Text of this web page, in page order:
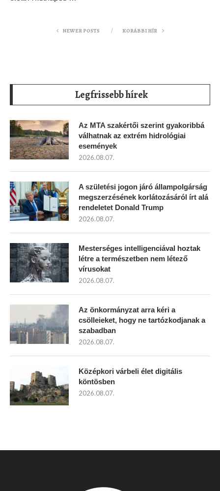
NEWER POSTS KORÁBBI HÍR
Legfrissebb hírek
Az MTA szakértői szerint gyakoribbá
válhatnak az extrém hidrológiai
események
2026.08.07.
A születési jogon járó állampolgárság
megszerzésének korlátozásáról írt alá
rendeletet Donald Trump
2026.08.07.
Mesterséges intelligenciával hoztak
létre a természetben nem létező
vírusokat
2026.08.07.
Az önkormányzat arra kéri a
csölleieket, hogy ne tartózkodjanak a
szabadban
2026.08.07.
Középkori várbeli élet digitális
köntösben
2026.08.07.